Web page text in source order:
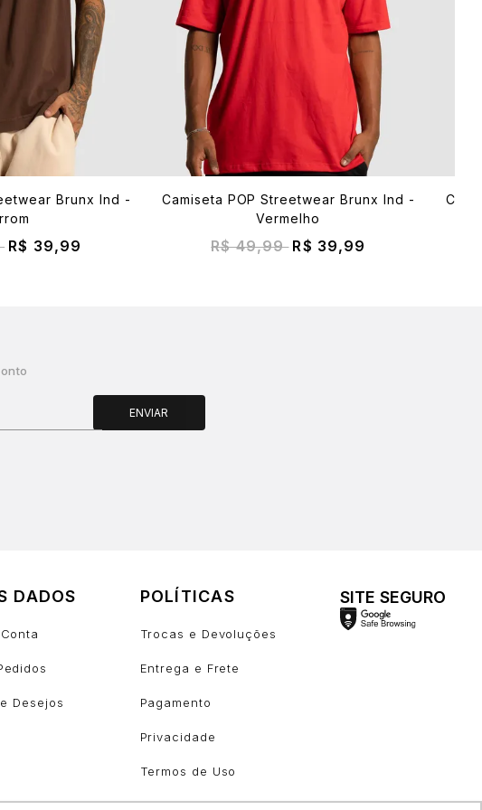
Brunx Ind -
R$ 39,99
Camiseta POP Streetwear Brunx Ind -
Vermelho
R$ 49,99 R$ 39,99
ENVIAR
DADOS
Desejos
POLÍTICAS
Trocas e Devoluções
Entrega e Frete
Pagamento
Privacidade
Termos de Uso
SITE SEGURO